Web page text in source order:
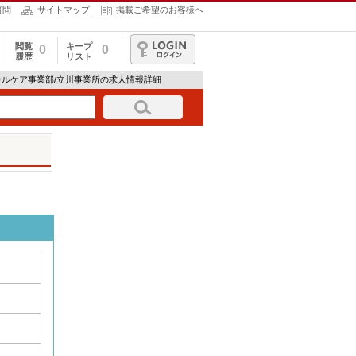
問 サイトマップ 掲載ご希望のお客様へ
閲覧
履歴
0
キープ
リスト
0
ログイン
ケア事業部/立川事業所の求人情報詳細